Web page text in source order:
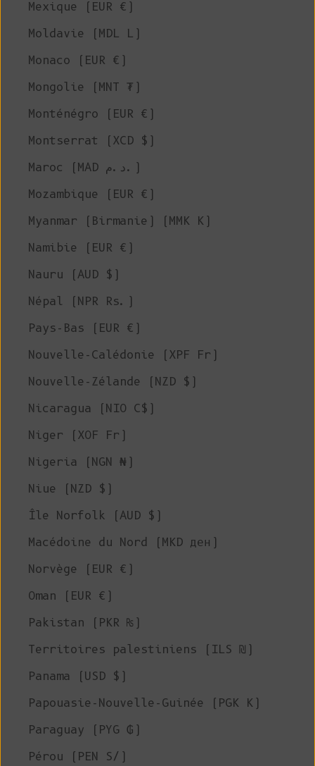
Mexique (EUR €)
Moldavie (MDL L)
Monaco (EUR €)
Mongolie (MNT ₮)
Monténégro (EUR €)
Montserrat (XCD $)
Maroc (MAD د.م.)
Mozambique (EUR €)
Myanmar (Birmanie) (MMK K)
Namibie (EUR €)
Nauru (AUD $)
Népal (NPR Rs.)
Pays-Bas (EUR €)
Nouvelle-Calédonie (XPF Fr)
Nouvelle-Zélande (NZD $)
Nicaragua (NIO C$)
Niger (XOF Fr)
Nigeria (NGN ₦)
Niue (NZD $)
Île Norfolk (AUD $)
Macédoine du Nord (MKD ден)
Norvège (EUR €)
Oman (EUR €)
Pakistan (PKR ₨)
Territoires palestiniens (ILS ₪)
Panama (USD $)
Papouasie-Nouvelle-Guinée (PGK K)
Paraguay (PYG ₲)
Pérou (PEN S/)